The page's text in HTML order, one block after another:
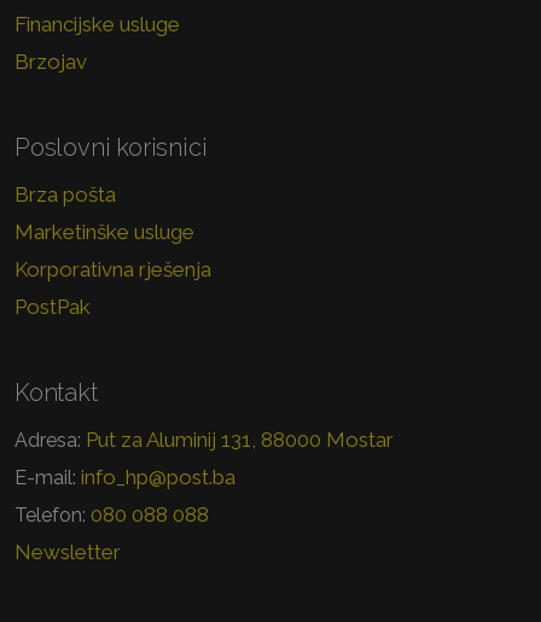
Financijske usluge
Brzojav
Poslovni korisnici
Brza pošta
Marketinške usluge
Korporativna rješenja
PostPak
Kontakt
Adresa: Put za Aluminij 131, 88000 Mostar
E-mail: info_hp@post.ba
Telefon: 080 088 088
Newsletter